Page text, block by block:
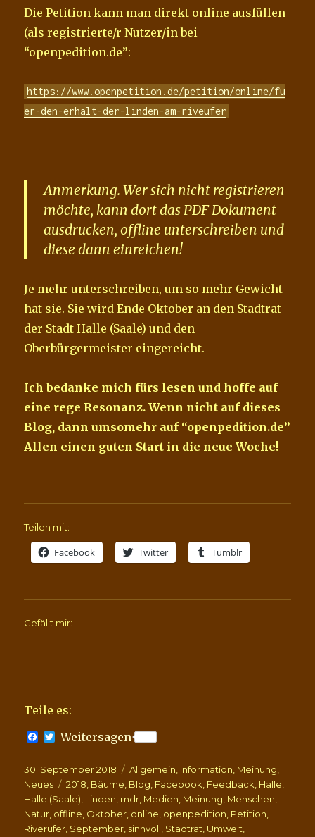
Die Petition kann man direkt online ausfüllen
(als registrierte/r Nutzer/in bei
“openpedition.de”:
https://www.openpetition.de/petition/online/fu
er-den-erhalt-der-linden-am-riveufer
Anmerkung. Wer sich nicht registrieren
möchte, kann dort das PDF Dokument
ausdrucken, offline unterschreiben und
diese dann einreichen!
Je mehr unterschreiben, um so mehr Gewicht
hat sie. Sie wird Ende Oktober an den Stadtrat
der Stadt Halle (Saale) und den
Oberbürgermeister eingereicht.
Ich bedanke mich fürs lesen und hoffe auf
eine rege Resonanz. Wenn nicht auf dieses
Blog, dann umsomehr auf “openpedition.de”
Allen einen guten Start in die neue Woche!
Teilen mit:
Facebook Twitter Tumblr
Gefällt mir:
Teile es:
F
e
b
o
o
k
T
t
t
e
r
Weitersagen
Veröffentlicht
am
30. September 2018 Kategorien
Allgemein Information Meinung
Neues
Schlagwörter
2018 Bäume Blog Facebook Feedback Halle
Halle (Saale) Linden mdr Medien Meinung Menschen
Natur offline Oktober online openpedition Petition
Riverufer September sinnvoll Stadtrat Umwelt